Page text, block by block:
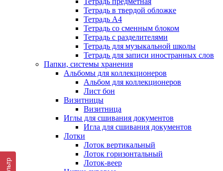
Тетрадь в твердой обложке
Тетрадь А4
Тетрадь со сменным блоком
Тетрадь с разделителями
Тетрадь для музыкальной школы
Тетрадь для записи иностранных слов
Папки, системы хранения
Альбомы для коллекционеров
Альбом для коллекционеров
Лист бон
Визитницы
Визитница
Иглы для сшивания документов
Игла для сшивания документов
Лотки
Лоток вертикальный
Лоток горизонтальный
Лоток-веер